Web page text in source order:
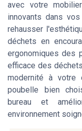
avec votre
innovants dans
rehausser
déchets en
ergonomiques des
efficace des
modernité à votre
poubelle bien
bureau et
environnement